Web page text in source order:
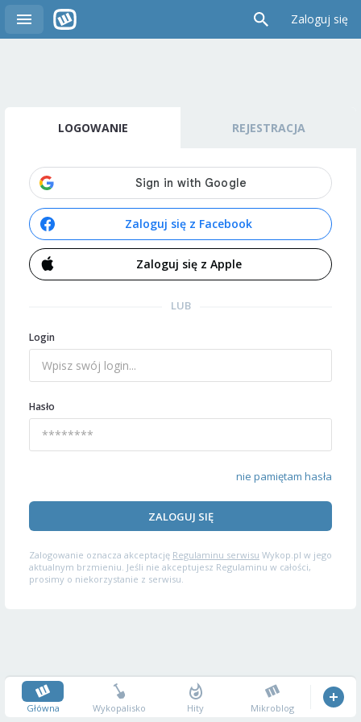
Zaloguj się
LOGOWANIE REJESTRACJA
Zaloguj się z Facebook
Zaloguj się z Apple
LUB
Login
Hasło
nie pamiętam hasła
ZALOGUJ SIĘ
Zalogowanie oznacza akceptację Regulaminu serwisu Wykop.pl w jego
aktualnym brzmieniu. Jeśli nie akceptujesz Regulaminu w całości,
prosimy o niekorzystanie z serwisu.
Główna Wykopalisko Hity Mikroblog